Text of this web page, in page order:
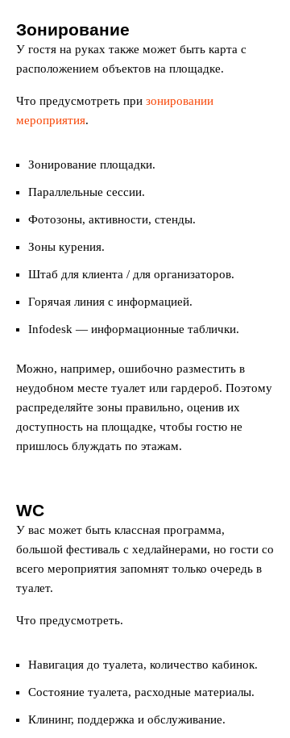
Зонирование
У гостя на руках также может быть карта с
расположением объектов на площадке.
Что предусмотреть при зонировании
мероприятия.
Зонирование площадки.
Параллельные сессии.
Фотозоны, активности, стенды.
Зоны курения.
Штаб для клиента / для организаторов.
Горячая линия с информацией.
Infodesk — информационные таблички.
Можно, например, ошибочно разместить в
неудобном месте туалет или гардероб. Поэтому
распределяйте зоны правильно, оценив их
доступность на площадке, чтобы гостю не
пришлось блуждать по этажам.
WC
У вас может быть классная программа,
большой фестиваль с хедлайнерами, но гости со
всего мероприятия запомнят только очередь в
туалет.
Что предусмотреть.
Навигация до туалета, количество кабинок.
Состояние туалета, расходные материалы.
Клининг, поддержка и обслуживание.